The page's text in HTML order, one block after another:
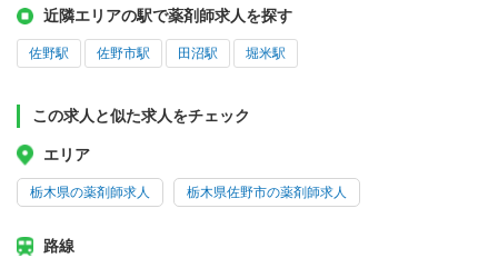
近隣エリアの駅で薬剤師求人を探す
佐野駅 佐野市駅 田沼駅 堀米駅
この求人と似た求人をチェック
エリア
栃木県の薬剤師求人 栃木県佐野市の薬剤師求人
路線